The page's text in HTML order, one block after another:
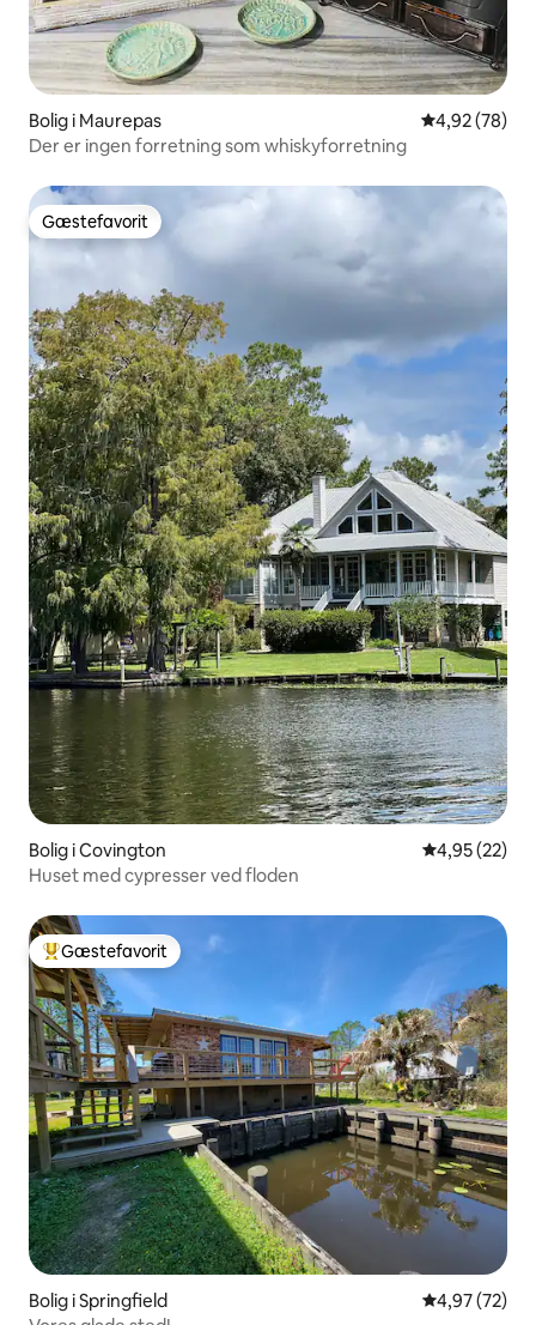
Bolig i Maurepas 4,92 ud af 5 i
4,92 (78)
Der er ingen forretning som whiskyforretning
Gæstefavorit
Gæstefavorit
Bolig i Covington 4,95 ud af 5 i
4,95 (22)
Huset med cypresser ved floden
Bedste gæstefavorit
Gæstefavorit
Bolig i Springfield 4,97 ud af 5 i
4,97 (72)